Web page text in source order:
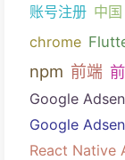
账号注册 中国
chrome
npm 前端
Google
Google
React Native